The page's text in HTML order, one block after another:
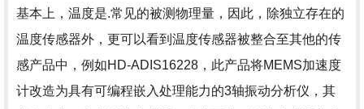
基本上，温度是.常见的被测物理量，因此，除独立存在的
温度传感器外，更可以看到温度传感器被整合至其他的传
感产品中，例如HD-ADIS16228，此产品将MEMS加速度
计改造为具有可编程嵌入处理能力的3轴振动分析仪，其